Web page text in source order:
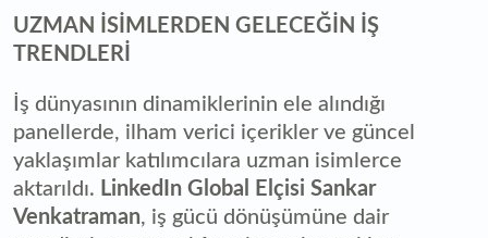
UZMAN İSİMLERDEN GELECEĞİN İŞ
TRENDLERİ
İş dünyasının dinamiklerinin ele alındığı
panellerde, ilham verici içerikler ve güncel
yaklaşımlar katılımcılara uzman isimlerce
aktarıldı. LinkedIn Global Elçisi Sankar
Venkatraman, iş gücü dönüşümüne dair